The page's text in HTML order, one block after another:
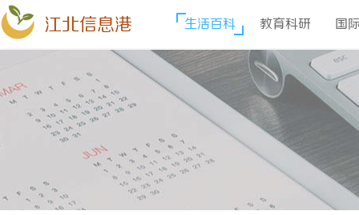
江北信息港 生活百科 教育科研 国